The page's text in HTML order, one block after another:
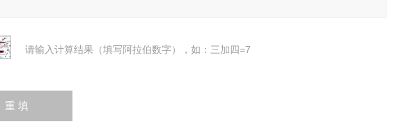
请输入计算结果（填写阿拉伯数字），如：三加四=7